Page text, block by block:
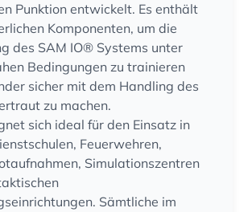
Punktion entwickelt. Es enthält
Komponenten, um die
des SAM IO® Systems unter
Bedingungen zu trainieren
sicher mit dem Handling des
zu machen.
sich ideal für den Einsatz in
Feuerwehren,
Simulationszentren
Sämtliche im